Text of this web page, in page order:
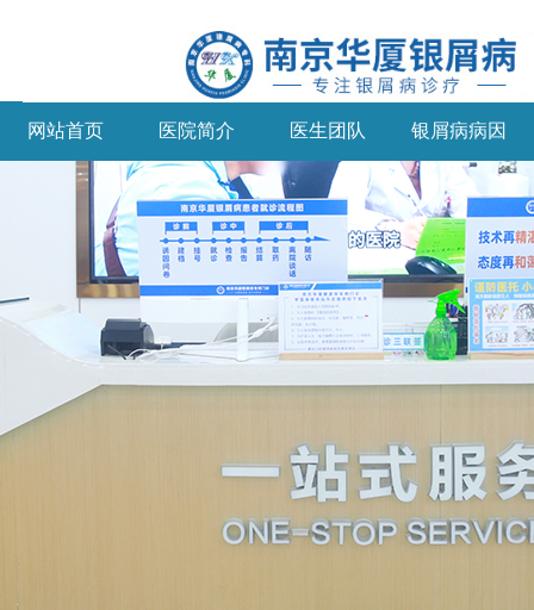
网站首页 医院简介 医生团队 银屑病病因